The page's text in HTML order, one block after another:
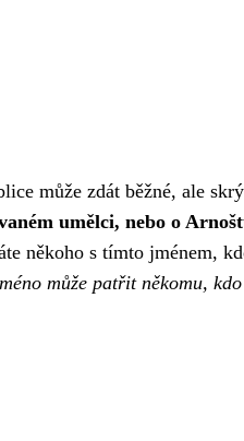
může zdát běžné, ale
umělci, nebo o
někoho s tímto jménem,
může patřit někomu,